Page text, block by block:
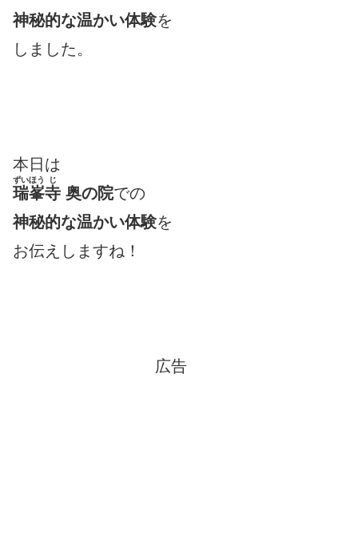
神秘的な温かい体験を
しました。
本日は
瑞峯
ずいほう
寺
じ
奥の院での
神秘的な温かい体験を
お伝えしますね！
広告